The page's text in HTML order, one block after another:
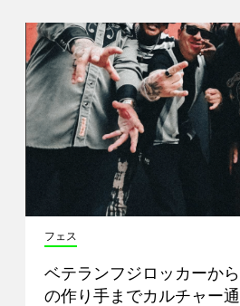
フェス
ベテランフジロッカーか
の作り手までカルチャー